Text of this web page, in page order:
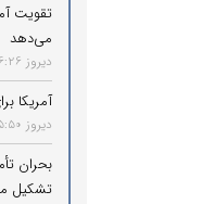
تقویت
می‌دهد
دیروز 16:26
آمریکا
دیروز 15:50
بحران
تشکیل